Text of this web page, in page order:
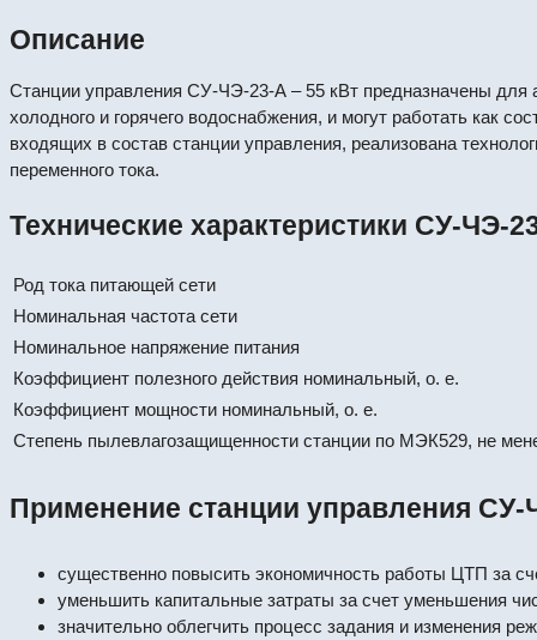
Описание
Станции управления СУ-ЧЭ-23-А – 55 кВт предназначены для
холодного и горячего водоснабжения, и могут работать как
входящих в состав станции управления, реализована
переменного тока.
Технические характеристики СУ-ЧЭ-
Род тока питающей сети
Номинальная частота сети
Номинальное напряжение питания
Коэффициент полезного действия номинальный, о. е.
Коэффициент мощности номинальный, о. е.
Степень пылевлагозащищенности станции по МЭК529, не
Применение станции управления СУ-
существенно повысить экономичность работы ЦТП за
уменьшить капитальные затраты за счет уменьшения
значительно облегчить процесс задания и изменения